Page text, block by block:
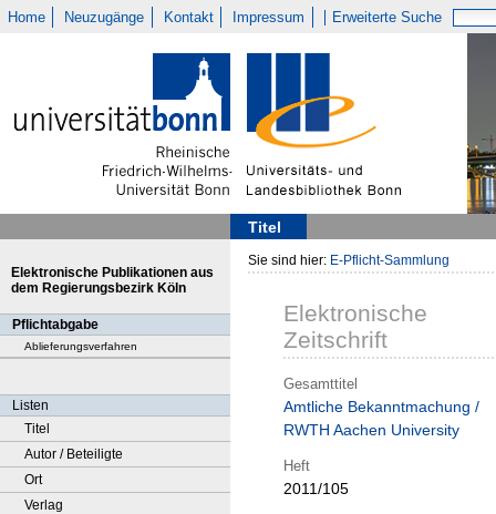
Home Neuzugänge Kontakt Impressum Erweiterte Suche
Titel
Elektronische Publikationen aus
dem Regierungsbezirk Köln
Pflichtabgabe
Ablieferungsverfahren
Listen
Titel
Autor / Beteiligte
Ort
Verlag
Sie sind hier: E-Pflicht-Sammlung
Elektronische
Zeitschrift
Gesamttitel
Amtliche Bekanntmachung /
RWTH Aachen University
Heft
2011/105